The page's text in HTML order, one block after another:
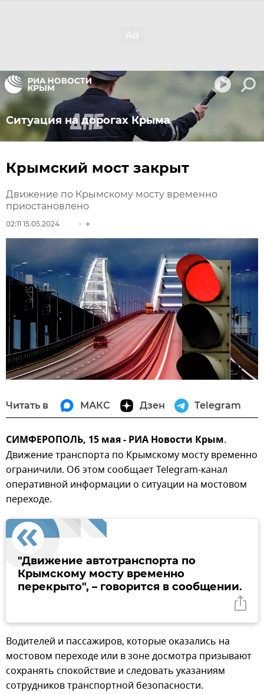
Ситуация на дорогах Крыма
Крымский мост закрыт
Движение по Крымскому мосту временно
приостановлено
02:11 15.05.2024
Читать в МАКС Дзен Telegram
СИМФЕРОПОЛЬ, 15 мая - РИА Новости Крым.
Движение транспорта по Крымскому мосту временно
ограничили. Об этом сообщает Telegram-канал
оперативной информации о ситуации на мостовом
переходе.
"Движение автотранспорта по
Крымскому мосту временно
перекрыто", – говорится в сообщении.
Водителей и пассажиров, которые оказались на
мостовом переходе или в зоне досмотра призывают
сохранять спокойствие и следовать указаниям
сотрудников транспортной безопасности.